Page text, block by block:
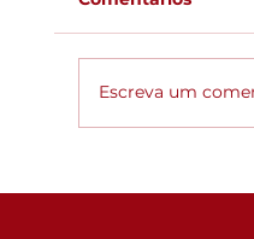
Escreva um